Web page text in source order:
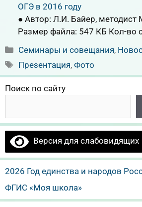
ОГЭ в 2016 году
● Автор: Л.И. Байер,
Размер файла: 547 КБ Кол-во
Рубрики
Семинары и совещания,
Метки
Презентация,Фото
Поиск по сайту
Версия для слабовидящих
2026 Год единства и народов
ФГИС «Моя школа»